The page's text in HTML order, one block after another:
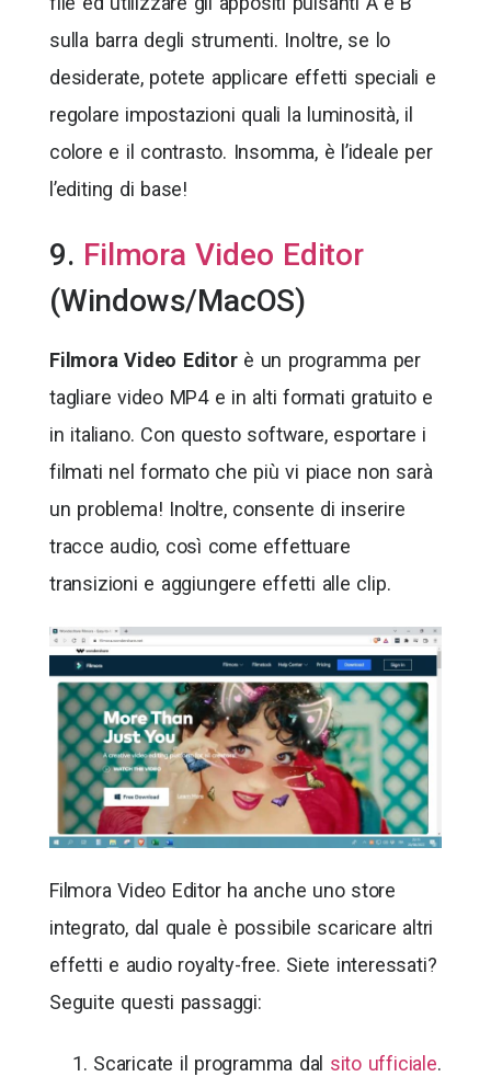
sulla barra degli strumenti. Inoltre, se lo
desiderate, potete applicare effetti speciali e
regolare impostazioni quali la luminosità, il
colore e il contrasto. Insomma, è l’ideale per
l’editing di base!
9. Filmora Video Editor
(Windows/MacOS)
Filmora Video Editorè un programma per
tagliare video MP4 e in alti formati gratuito e
in italiano. Con questo software, esportare i
filmati nel formato che più vi piace non sarà
un problema! Inoltre, consente di inserire
tracce audio, così come effettuare
transizioni e aggiungere effetti alle clip.
Filmora Video Editor ha anche uno store
integrato, dal quale è possibile scaricare altri
effetti e audio royalty-free. Siete interessati?
Seguite questi passaggi:
Scaricate il programma dal sito ufficiale.